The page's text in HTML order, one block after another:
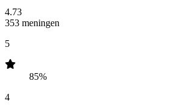
4.73
353 meningen
5
85%
4